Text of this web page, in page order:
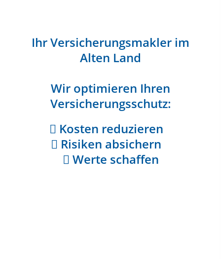
Ihr Versicherungsmakler im
Alten Land
Wir optimieren Ihren
Versicherungsschutz:
Kosten reduzieren
Risiken absichern
Werte schaffen